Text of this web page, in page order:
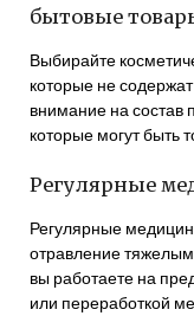
бытовые
Выбирайте
которые не
внимание на состав
которые могут быть
Регулярные
Регулярные
отравление
вы работаете на
или переработкой